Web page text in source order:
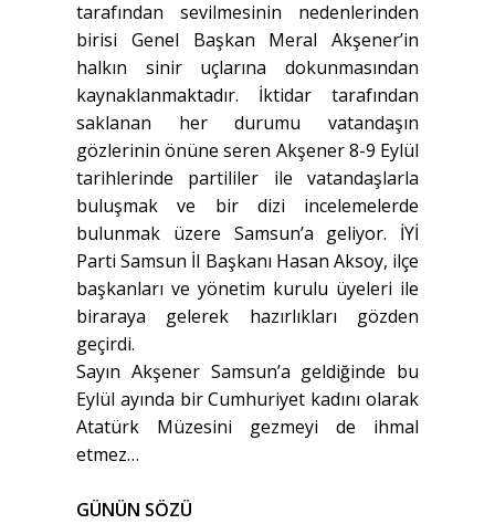
tarafından sevilmesinin nedenlerinden
birisi Genel Başkan Meral Akşener’in
halkın sinir uçlarına dokunmasından
kaynaklanmaktadır. İktidar tarafından
saklanan her durumu vatandaşın
gözlerinin önüne seren Akşener 8-9 Eylül
tarihlerinde partililer ile vatandaşlarla
buluşmak ve bir dizi incelemelerde
bulunmak üzere Samsun’a geliyor. İYİ
Parti Samsun İl Başkanı Hasan Aksoy, ilçe
başkanları ve yönetim kurulu üyeleri ile
biraraya gelerek hazırlıkları gözden
geçirdi.
Sayın Akşener Samsun’a geldiğinde bu
Eylül ayında bir Cumhuriyet kadını olarak
Atatürk Müzesini gezmeyi de ihmal
etmez…
GÜNÜN SÖZÜ